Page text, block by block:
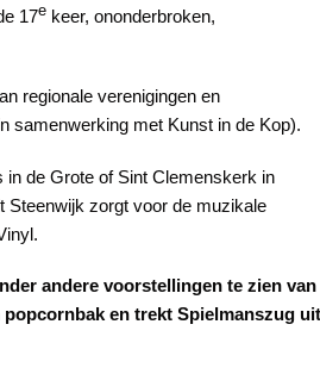
17e keer, ononderbroken,
regionale verenigingen en
samenwerking met Kunst in de Kop).
in de Grote of Sint Clemenskerk in
Steenwijk zorgt voor de muzikale
andere voorstellingen te zien van
en trekt Spielmanszug uit